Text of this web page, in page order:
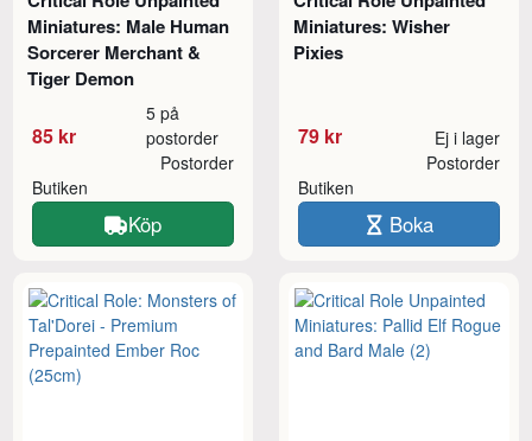
Miniatures: Male Human
Sorcerer Merchant &
Tiger Demon
85 kr
5 på
postorder
Butiken
Postorder
Köp
Miniatures: Wisher
Pixies
79 kr Ej i lager
Butiken
Postorder
Boka